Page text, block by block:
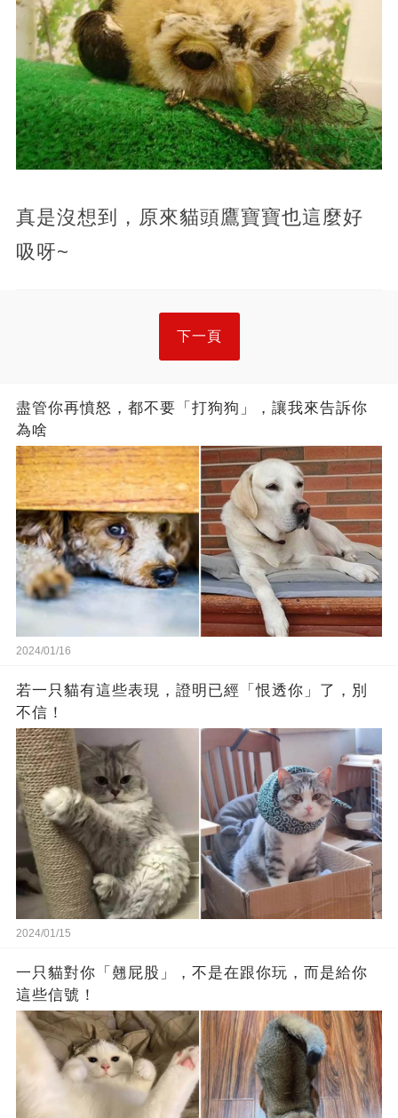
真是沒想到，原來貓頭鷹寶寶也這麼好
吸呀~
下一頁
盡管你再憤怒，都不要「打狗狗」，讓我來告訴你
為啥
2024/01/16
若一只貓有這些表現，證明已經「恨透你」了，別
不信！
2024/01/15
一只貓對你「翹屁股」，不是在跟你玩，而是給你
這些信號！